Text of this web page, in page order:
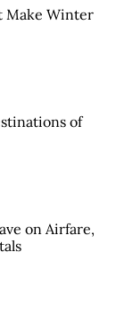
Make Winter
of
on Airfare,